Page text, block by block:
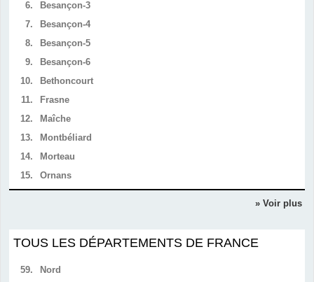
6.
Besançon-3
7.
Besançon-4
8.
Besançon-5
9.
Besançon-6
10.
Bethoncourt
11.
Frasne
12.
Maîche
13.
Montbéliard
14.
Morteau
15.
Ornans
» Voir plus
TOUS LES DÉPARTEMENTS DE FRANCE
59.
Nord